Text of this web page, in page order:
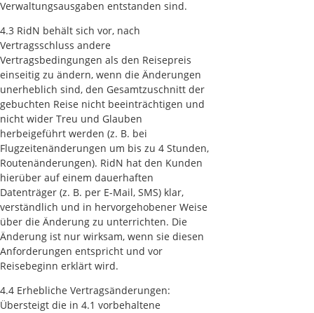
Verwaltungsausgaben entstanden sind.
4.3 RidN behält sich vor, nach
Vertragsschluss andere
Vertragsbedingungen als den Reisepreis
einseitig zu ändern, wenn die Änderungen
unerheblich sind, den Gesamtzuschnitt der
gebuchten Reise nicht beeinträchtigen und
nicht wider Treu und Glauben
herbeigeführt werden (z. B. bei
Flugzeitenänderungen um bis zu 4 Stunden,
Routenänderungen). RidN hat den Kunden
hierüber auf einem dauerhaften
Datenträger (z. B. per E-Mail, SMS) klar,
verständlich und in hervorgehobener Weise
über die Änderung zu unterrichten. Die
Änderung ist nur wirksam, wenn sie diesen
Anforderungen entspricht und vor
Reisebeginn erklärt wird.
4.4 Erhebliche Vertragsänderungen:
Übersteigt die in 4.1 vorbehaltene